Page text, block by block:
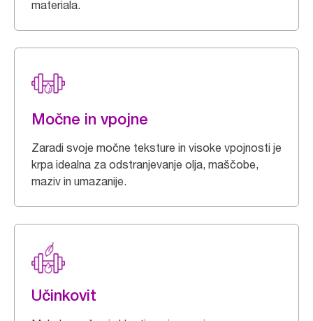
materiala.
Močne in vpojne
Zaradi svoje močne teksture in visoke vpojnosti je
krpa idealna za odstranjevanje olja, maščobe,
maziv in umazanije.
Učinkovit